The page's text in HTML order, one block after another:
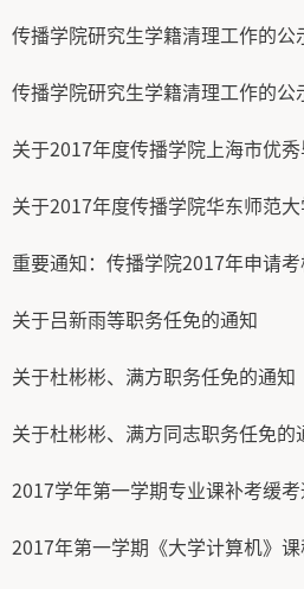
传播学院研究生学籍清理工作的公
传播学院研究生学籍清理工作的公
关于吕新雨等职务任免的通知
关于杜彬彬、满方职务任免的通知
关于杜彬彬、满方同志职务任免的
2017学年第一学期专业课补考缓考